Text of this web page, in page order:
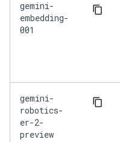
gemini-
embedding-
001
gemini-
robotics-
er-2-
preview